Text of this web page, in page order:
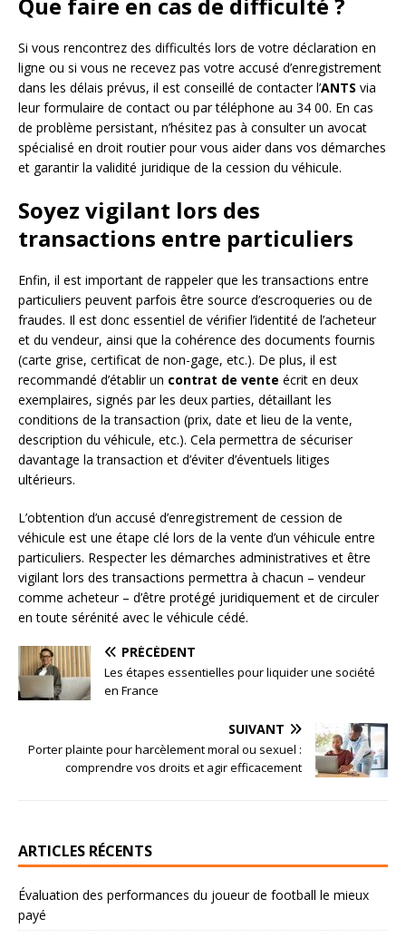
Que faire en cas de difficulté ?
Si vous rencontrez des difficultés lors de votre déclaration en
ligne ou si vous ne recevez pas votre accusé d’enregistrement
dans les délais prévus, il est conseillé de contacter l’ANTS via
leur formulaire de contact ou par téléphone au 34 00. En cas
de problème persistant, n’hésitez pas à consulter un avocat
spécialisé en droit routier pour vous aider dans vos démarches
et garantir la validité juridique de la cession du véhicule.
Soyez vigilant lors des
transactions entre particuliers
Enfin, il est important de rappeler que les transactions entre
particuliers peuvent parfois être source d’escroqueries ou de
fraudes. Il est donc essentiel de vérifier l’identité de l’acheteur
et du vendeur, ainsi que la cohérence des documents fournis
(carte grise, certificat de non-gage, etc.). De plus, il est
recommandé d’établir un contrat de vente écrit en deux
exemplaires, signés par les deux parties, détaillant les
conditions de la transaction (prix, date et lieu de la vente,
description du véhicule, etc.). Cela permettra de sécuriser
davantage la transaction et d’éviter d’éventuels litiges
ultérieurs.
L’obtention d’un accusé d’enregistrement de cession de
véhicule est une étape clé lors de la vente d’un véhicule entre
particuliers. Respecter les démarches administratives et être
vigilant lors des transactions permettra à chacun – vendeur
comme acheteur – d’être protégé juridiquement et de circuler
en toute sérénité avec le véhicule cédé.
PRÉCÉDENT
Les étapes essentielles pour liquider une société
en France
SUIVANT
Porter plainte pour harcèlement moral ou sexuel :
comprendre vos droits et agir efficacement
ARTICLES RÉCENTS
Évaluation des performances du joueur de football le mieux
payé